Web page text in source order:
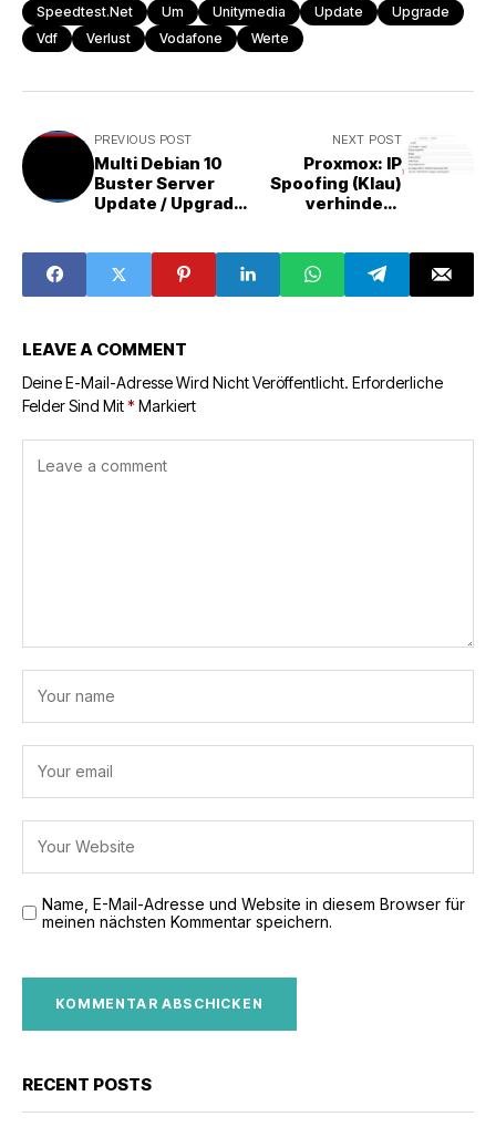
Speedtest.net
Um Unitymedia Update
Upgrade
Vdf
Verlust Vodafone Werte
PREVIOUS POST
Multi Debian 10
Buster Server
Update / Upgrade
NEXT POST
Proxmox: IP
Spoofing (Klau)
verhindern
LEAVE A COMMENT
Deine E-Mail-Adresse Wird Nicht Veröffentlicht. Erforderliche
Felder Sind Mit* Markiert
Name, E-Mail-Adresse und Website in diesem Browser für
meinen nächsten Kommentar speichern.
RECENT POSTS